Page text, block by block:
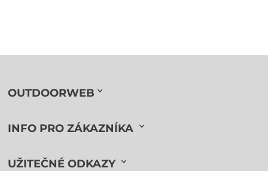
OUTDOORWEB
INFO PRO ZÁKAZNÍKA
UŽITEČNÉ ODKAZY